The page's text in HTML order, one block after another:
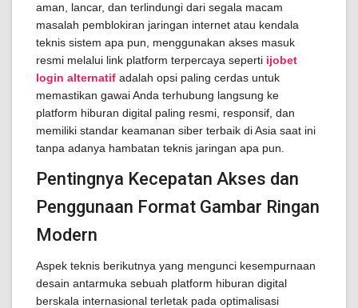
aman, lancar, dan terlindungi dari segala macam
masalah pemblokiran jaringan internet atau kendala
teknis sistem apa pun, menggunakan akses masuk
resmi melalui link platform terpercaya seperti ijobet
login alternatif adalah opsi paling cerdas untuk
memastikan gawai Anda terhubung langsung ke
platform hiburan digital paling resmi, responsif, dan
memiliki standar keamanan siber terbaik di Asia saat ini
tanpa adanya hambatan teknis jaringan apa pun.
Pentingnya Kecepatan Akses dan
Penggunaan Format Gambar Ringan
Modern
Aspek teknis berikutnya yang mengunci kesempurnaan
desain antarmuka sebuah platform hiburan digital
berskala internasional terletak pada optimalisasi